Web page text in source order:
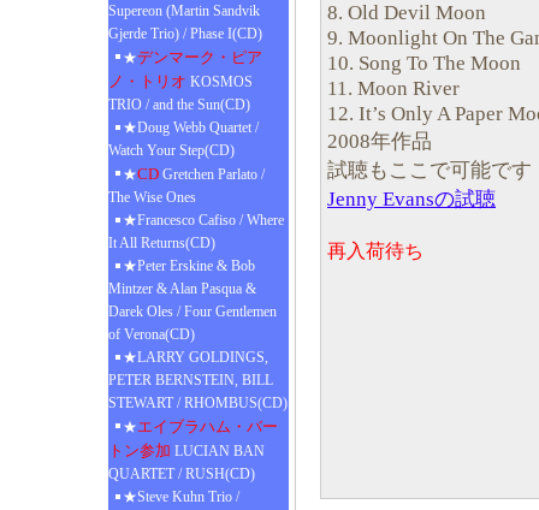
Supereon (Martin Sandvik
Gjerde Trio) / Phase I(CD)
★デンマーク・ピア
ノ・トリオ KOSMOS
TRIO / and the Sun(CD)
★Doug Webb Quartet /
Watch Your Step(CD)
★CD Gretchen Parlato /
The Wise Ones
★Francesco Cafiso / Where
It All Returns(CD)
★Peter Erskine & Bob
Mintzer & Alan Pasqua &
Darek Oles / Four Gentlemen
of Verona(CD)
★LARRY GOLDINGS,
PETER BERNSTEIN, BILL
STEWART / RHOMBUS(CD)
★エイブラハム・バー
トン参加 LUCIAN BAN
QUARTET / RUSH(CD)
★Steve Kuhn Trio /
8. Old Devil Moon
9. Moonlight On The
10. Song To The Moon
11. Moon River
12. It’s Only A Paper
2008年作品
試聴もここで可能です
Jenny Evansの試聴
再入荷待ち